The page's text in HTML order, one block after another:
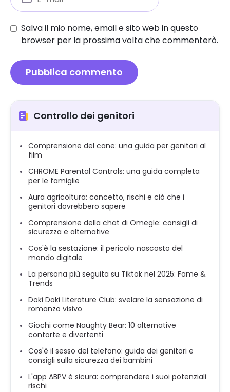
Salva il mio nome, email e sito web in questo
browser per la prossima volta che commenterò.
Controllo dei genitori
Comprensione del cane: una guida per genitori al
film
CHROME Parental Controls: una guida completa
per le famiglie
Aura agricoltura: concetto, rischi e ciò che i
genitori dovrebbero sapere
Comprensione della chat di Omegle: consigli di
sicurezza e alternative
Cos'è la sestazione: il pericolo nascosto del
mondo digitale
La persona più seguita su Tiktok nel 2025: Fame &
Trends
Doki Doki Literature Club: svelare la sensazione di
romanzo visivo
Giochi come Naughty Bear: 10 alternative
contorte e divertenti
Cos'è il sesso del telefono: guida dei genitori e
consigli sulla sicurezza dei bambini
L'app ABPV è sicura: comprendere i suoi potenziali
rischi